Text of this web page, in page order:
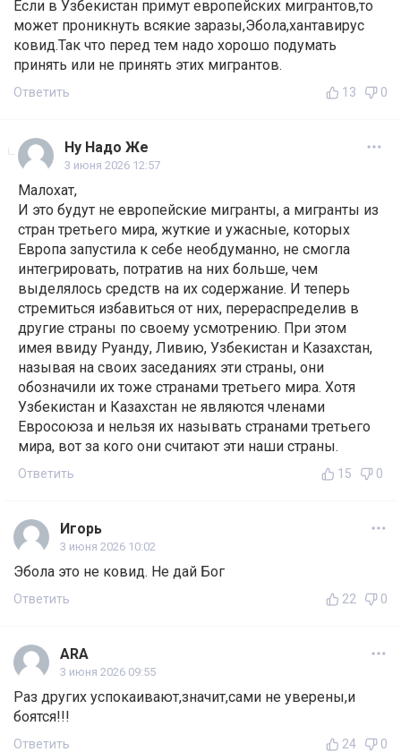
Если в Узбекистан примут европейских мигрантов,то
может проникнуть всякие заразы,Эбола,хантавирус
ковид.Так что перед тем надо хорошо подумать
принять или не принять этих мигрантов.
Ответить 13 0
Ну Надо Же
3 июня 2026 12:57
Малохат,
И это будут не европейские мигранты, а мигранты из
стран третьего мира, жуткие и ужасные, которых
Европа запустила к себе необдуманно, не смогла
интегрировать, потратив на них больше, чем
выделялось средств на их содержание. И теперь
стремиться избавиться от них, перераспределив в
другие страны по своему усмотрению. При этом
имея ввиду Руанду, Ливию, Узбекистан и Казахстан,
называя на своих заседаниях эти страны, они
обозначили их тоже странами третьего мира. Хотя
Узбекистан и Казахстан не являются членами
Евросоюза и нельзя их называть странами третьего
мира, вот за кого они считают эти наши страны.
Ответить 15 0
Игорь
3 июня 2026 10:02
Эбола это не ковид. Не дай Бог
Ответить 22 0
ARA
3 июня 2026 09:55
Раз других успокаивают,значит,сами не уверены,и
боятся!!!
Ответить 24 0